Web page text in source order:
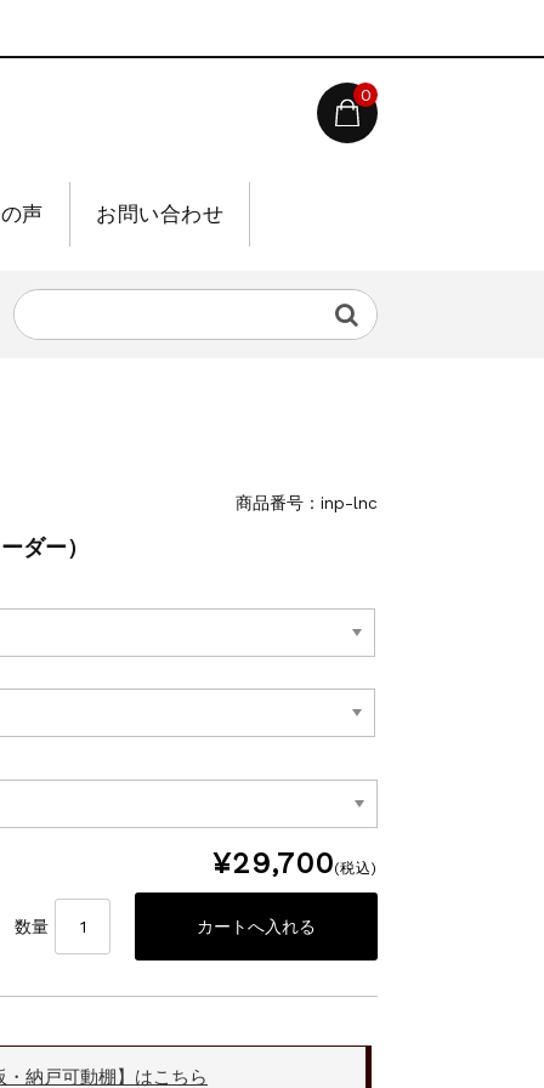
0
声 お問い合わせ
商品番号：inp-lnc
ダー）
¥29,700(税込)
数量
納戸可動棚】はこちら